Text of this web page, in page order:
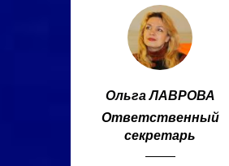
Ольга ЛАВРОВА
Ответственный
секретарь